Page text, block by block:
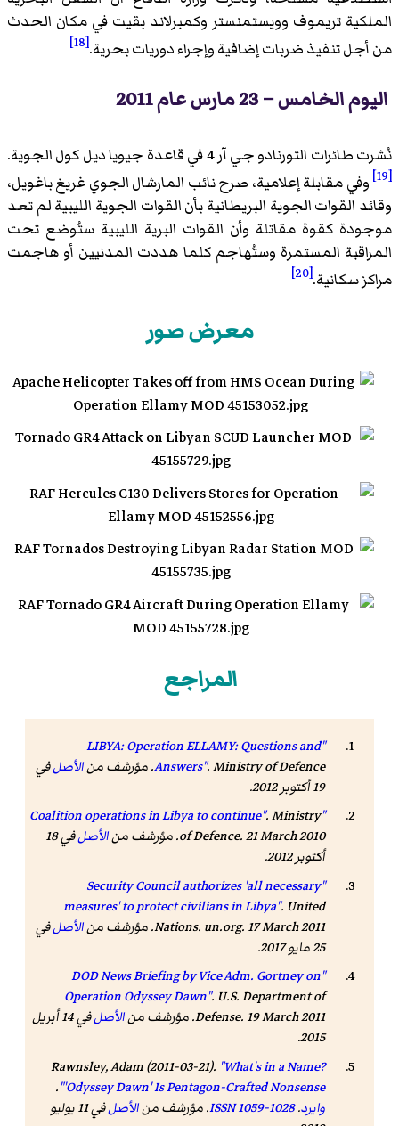
الملكية تريموف وويستمنستر وكمبرلاند بقيت في مكان الحدث
من أجل تنفيذ ضربات إضافية وإجراء دوريات بحرية.[18]
اليوم الخامس – 23 مارس عام 2011
نُشرت طائرات التورنادو جي آر 4 في قاعدة جيويا ديل كول الجوية.
[19]
وفي مقابلة إعلامية، صرح نائب المارشال الجوي غريغ باغويل،
وقائد القوات الجوية البريطانية بأن القوات الجوية الليبية لم تعد
موجودة كقوة مقاتلة وأن القوات البرية الليبية ستُوضع تحت
المراقبة المستمرة وستُهاجم كلما هددت المدنيين أو هاجمت
مراكز سكانية.[20]
معرض صور
المراجع
"LIBYA: Operation ELLAMY: Questions and
Answers". Ministry of Defence. مؤرشف من الأصلفي
19 أكتوبر 2012.
"Coalition operations in Libya to continue"
. Ministry
of Defence. 21 March 2010. مؤرشف من
الأصل
في 18
أكتوبر 2012.
"Security Council authorizes 'all necessary
measures' to protect civilians in Libya". United
Nations. un.org. 17 March 2011. مؤرشف من الأصلفي
25 مايو 2017
.
"DOD News Briefing by Vice Adm. Gortney on
Operation Odyssey Dawn". U.S. Department of
Defense. 19 March 2011. مؤرشف من
الأصل
في 14 أبريل
2015.
Rawnsley, Adam (2011-03-21). "What's in a Name?
'Odyssey Dawn' Is Pentagon-Crafted Nonsense"
.
وايرد.
ISSN1059-1028 . مؤرشف منالأصل
في 11 يوليو